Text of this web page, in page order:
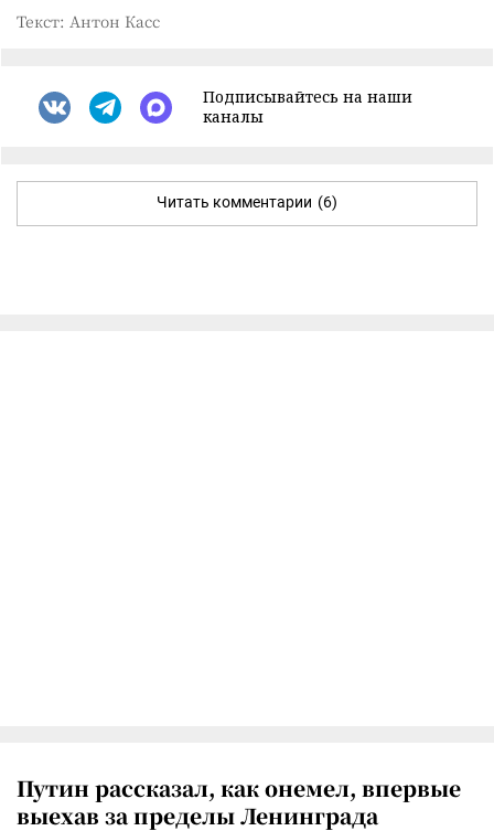
Текст: Антон Касс
Подписывайтесь на наши
каналы
Читать комментарии (6)
Путин рассказал, как онемел, впервые
выехав за пределы Ленинграда